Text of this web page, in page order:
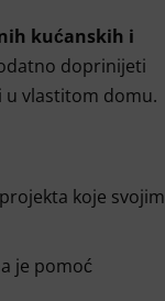
kućanskih i
doprinijeti
vlastitom domu.
koje svojim
je pomoć